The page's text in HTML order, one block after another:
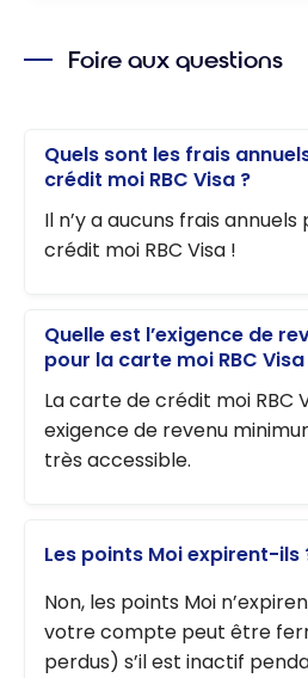
Foire aux questions
Quels sont les frais
crédit moi RBC Visa ?
Il n’y a aucuns frais
crédit moi RBC Visa !
Quelle est l’exigence de
pour la carte moi RBC Visa
La carte de crédit moi RBC
exigence de revenu
très accessible.
Les points Moi expirent-ils
Non, les points Moi
votre compte peut être
perdus) s’il est inactif